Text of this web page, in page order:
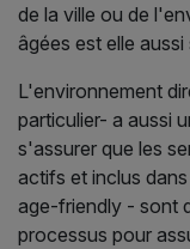
de la ville ou de
âgées est elle
L'environnement
particulier- a aussi
s'assurer que les
actifs et inclus
age-friendly - sont
processus pour